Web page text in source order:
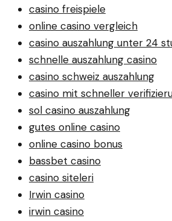
casino freispiele
online casino vergleich
casino auszahlung unter 24
schnelle auszahlung casino
casino schweiz auszahlung
casino mit schneller
sol casino auszahlung
gutes online casino
online casino bonus
bassbet casino
casino siteleri
Irwin casino
irwin casino